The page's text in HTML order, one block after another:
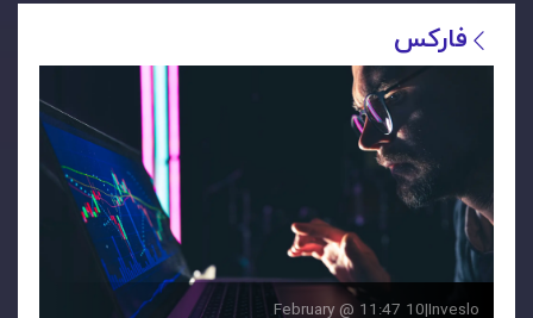
فارکس
Inveslo
|
10 February @ 11:47